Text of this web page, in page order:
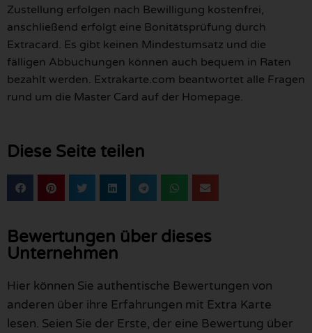
Zustellung erfolgen nach Bewilligung kostenfrei,
anschließend erfolgt eine Bonitätsprüfung durch
Extracard. Es gibt keinen Mindestumsatz und die
fälligen Abbuchungen können auch bequem in Raten
bezahlt werden. Extrakarte.com beantwortet alle Fragen
rund um die Master Card auf der Homepage.
Diese Seite teilen
Bewertungen über dieses
Unternehmen
Hier können Sie authentische Bewertungen von
anderen über ihre Erfahrungen mit Extra Karte
lesen. Seien Sie der Erste, der eine Bewertung über